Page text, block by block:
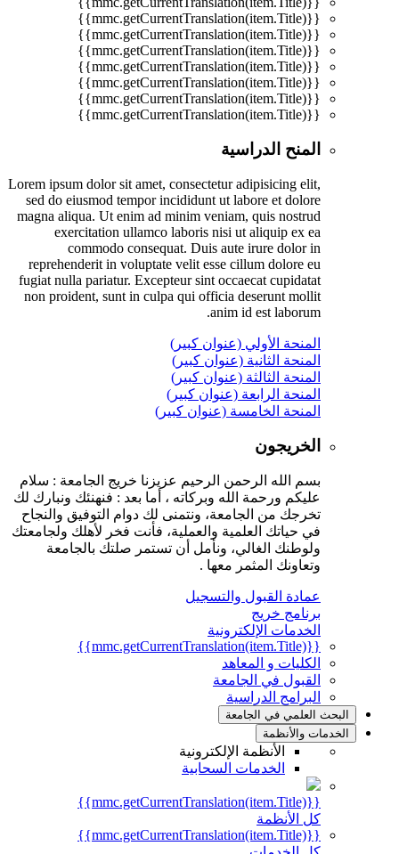
{{mmc.getCurrentTranslation(item.Title)}}
{{mmc.getCurrentTranslation(item.Title)}}
{{mmc.getCurrentTranslation(item.Title)}}
{{mmc.getCurrentTranslation(item.Title)}}
{{mmc.getCurrentTranslation(item.Title)}}
{{mmc.getCurrentTranslation(item.Title)}}
{{mmc.getCurrentTranslation(item.Title)}}
المنح الدراسية
Lorem ipsum dolor sit amet, consectetur adipisicing elit,
sed do eiusmod tempor incididunt ut labore et dolore
magna aliqua. Ut enim ad minim veniam, quis nostrud
exercitation ullamco laboris nisi ut aliquip ex ea
commodo consequat. Duis aute irure dolor in
reprehenderit in voluptate velit esse cillum dolore eu
fugiat nulla pariatur. Excepteur sint occaecat cupidatat
non proident, sunt in culpa qui officia deserunt mollit
anim id est laborum.
المنحة الأولي (عنوان كبير)
المنحة الثانية (عنوان كبير)
المنحة الثالثة (عنوان كبير)
المنحة الرابعة (عنوان كبير)
المنحة الخامسة (عنوان كبير)
الخريجون
بسم الله الرحمن الرحيم عزيزنا خريج الجامعة : سلام
عليكم ورحمة الله وبركاته ، أما بعد : فنهنئك ونبارك لك
تخرجك من الجامعة، ونتمنى لك دوام التوفيق والنجاح
في حياتك العلمية والعملية، فأنت فخر لأهلك ولجامعتك
ولوطنك الغالي، ونأمل أن تستمر صلتك بالجامعة
وتعاونك المثمر معها .
عمادة القبول والتسجيل
برنامج خريج
الخدمات الإلكترونية
{{mmc.getCurrentTranslation(item.Title)}}
الكليات و المعاهد
القبول في الجامعة
البرامج الدراسية
البحث العلمي في الجامعة
الخدمات والأنظمة
الأنظمة الإلكترونية
الخدمات السحابية
{{mmc.getCurrentTranslation(item.Title)}}
كل الأنظمة
{{mmc.getCurrentTranslation(item.Title)}}